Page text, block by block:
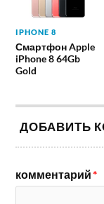
IPHONE 8
Смартфон Apple
iPhone 8 64Gb
Gold
ДОБАВИТЬ
комментарий*